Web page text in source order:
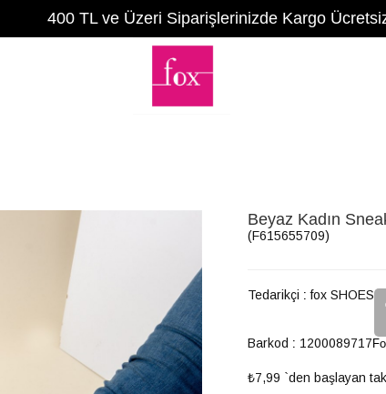
400 TL ve Üzeri Siparişlerinizde Kargo
Beyaz Kadın
(F615655709)
Tedarikçi : fox SHOES
Barkod : 1200089717
₺7,99 `den başlayan